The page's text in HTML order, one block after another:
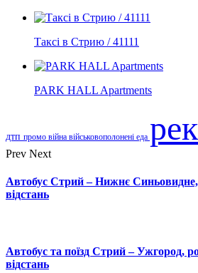
Таксі в Стрию / 41111
PARK HALL Apartments
дтп промо війна військовополонені еда рек
Prev Next
Автобус Стрий – Нижнє Синьовидне,
відстань
Автобус та поїзд Стрий – Ужгород,
відстань